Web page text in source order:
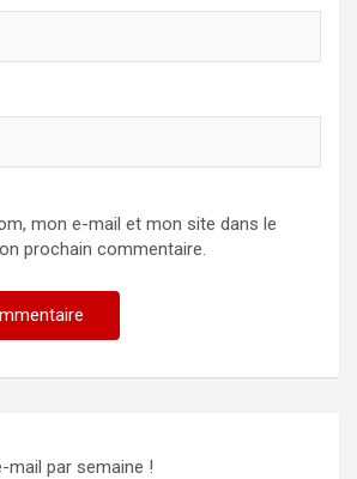
mon e-mail et mon site dans le
prochain commentaire.
mail par semaine !